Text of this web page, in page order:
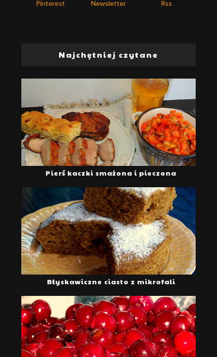
Pinterest Newsletter Rss
Najchętniej czytane
Pierś kaczki smażona i pieczona
Błyskawiczne ciasto z mikrofali